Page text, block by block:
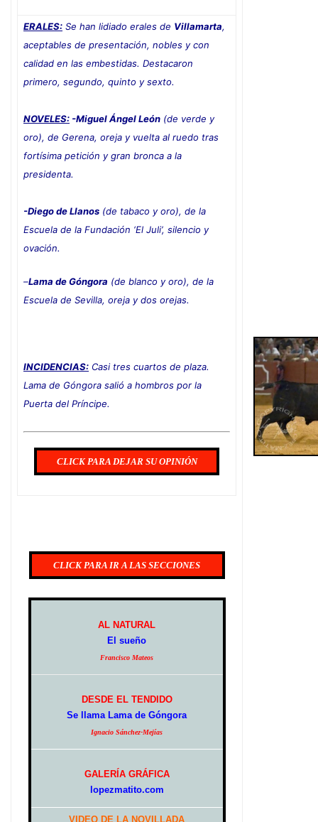
ERALES: Se han lidiado erales de Villamarta,
aceptables de presentación, nobles y con
calidad en las embestidas. Destacaron
primero, segundo, quinto y sexto.
NOVELES: -Miguel Ángel León (de verde y
oro), de Gerena, oreja y vuelta al ruedo tras
fortísima petición y gran bronca a la
presidenta.
-Diego de Llanos (de tabaco y oro), de la
Escuela de la Fundación ‘El Juli’, silencio y
ovación.
–Lama de Góngora (de blanco y oro), de la
Escuela de Sevilla, oreja y dos orejas.
INCIDENCIAS: Casi tres cuartos de plaza.
Lama de Góngora salió a hombros por la
Puerta del Príncipe.
CLICK PARA DEJAR SU OPINIÓN
CLICK PARA IR A LAS SECCIONES
AL NATURAL
El sueño
Francisco Mateos
DESDE EL TENDIDO
Se llama Lama de Góngora
Ignacio Sánchez-Mejías
GALERÍA GRÁFICA
lopezmatito.com
VIDEO DE LA NOVILLADA